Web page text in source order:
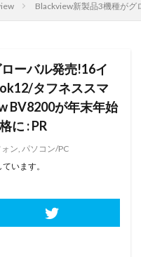
Blackview新製品3機種がグ
ーバル発売!16イ
タフネススマ
BV8200が年末年始
に : PR
ン, パソコン/PC
います。